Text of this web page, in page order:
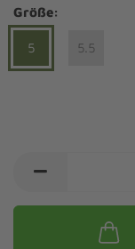
Größe:
5 5.5